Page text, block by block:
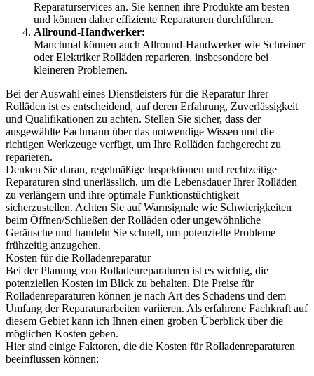
Reparaturservices an. Sie kennen ihre Produkte am besten
und können daher effiziente Reparaturen durchführen.
Allround-Handwerker:
Manchmal können auch Allround-Handwerker wie Schreiner
oder Elektriker Rolläden reparieren, insbesondere bei
kleineren Problemen.
Bei der Auswahl eines Dienstleisters für die Reparatur Ihrer
Rolläden ist es entscheidend, auf deren Erfahrung, Zuverlässigkeit
und Qualifikationen zu achten. Stellen Sie sicher, dass der
ausgewählte Fachmann über das notwendige Wissen und die
richtigen Werkzeuge verfügt, um Ihre Rolläden fachgerecht zu
reparieren.
Denken Sie daran, regelmäßige Inspektionen und rechtzeitige
Reparaturen sind unerlässlich, um die Lebensdauer Ihrer Rolläden
zu verlängern und ihre optimale Funktionstüchtigkeit
sicherzustellen. Achten Sie auf Warnsignale wie Schwierigkeiten
beim Öffnen/Schließen der Rolläden oder ungewöhnliche
Geräusche und handeln Sie schnell, um potenzielle Probleme
frühzeitig anzugehen.
Kosten für die Rolladenreparatur
Bei der Planung von Rolladenreparaturen ist es wichtig, die
potenziellen Kosten im Blick zu behalten. Die Preise für
Rolladenreparaturen können je nach Art des Schadens und dem
Umfang der Reparaturarbeiten variieren. Als erfahrene Fachkraft auf
diesem Gebiet kann ich Ihnen einen groben Überblick über die
möglichen Kosten geben.
Hier sind einige Faktoren, die die Kosten für Rolladenreparaturen
beeinflussen können: